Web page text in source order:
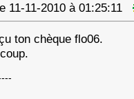
11-11-2010 à 01:25:11
ton chèque flo06.